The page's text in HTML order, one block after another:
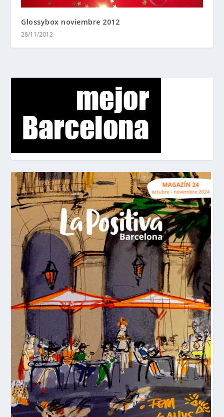
Glossybox noviembre 2012
28/11/2012